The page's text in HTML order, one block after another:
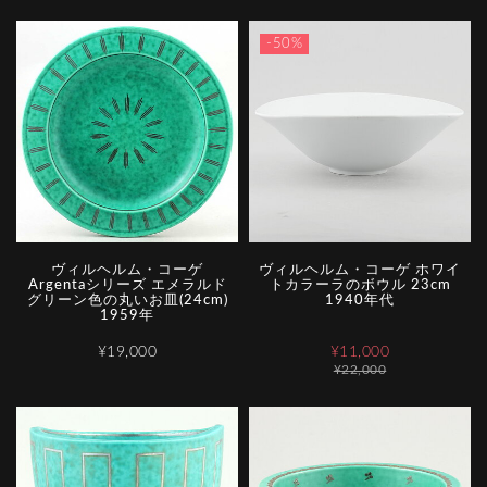
ヴィルヘルム・コーゲ
Argentaシリーズ エメラルド
グリーン色の丸いお皿(24cm)
1959年
¥19,000
-50%
ヴィルヘルム・コーゲ ホワイ
トカラーラのボウル 23cm
1940年代
¥22,000
¥11,000